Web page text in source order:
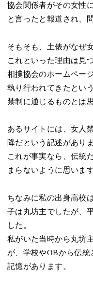
協会関係者がその女性
と言ったと報道され、
そもそも、土俵がなぜ
これといった理由は見
相撲協会のホームペー
執り行われてきたとい
禁制に通じるものとは
あるサイトには、女人
降だという記述がありま
これが事実なら、伝統
まらないように思います
ちなみに私の出身高校
子は丸坊主でしたが、
した。
私がいた当時から丸坊
が、学校やOBから伝
記憶があります。